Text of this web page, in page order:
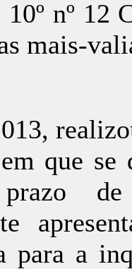
nº 12
mais-
que
para a